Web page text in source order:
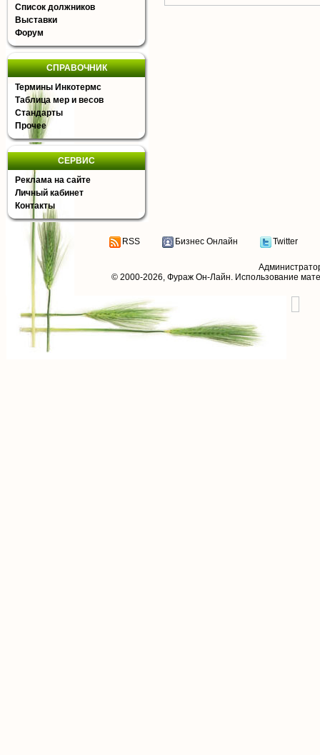
Список должников
Выставки
Форум
СПРАВОЧНИК
Термины Инкотермс
Таблица мер и весов
Стандарты
Прочее
СЕРВИС
Реклама на сайте
Личный кабинет
Контакты
RSS Бизнес Онлайн Twitter
© 2000-2026, Фураж Он-Лайн. Использование